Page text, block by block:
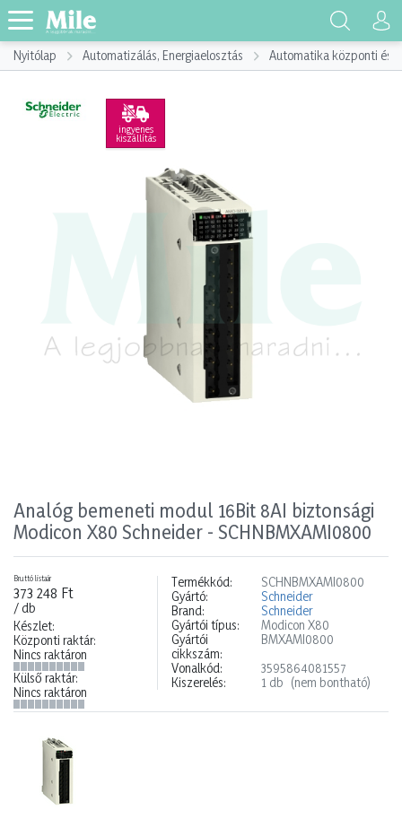
Nyitólap Automatizálás, Energiaelosztás Automatika központi és
ingyenes
kiszállítás
Analóg bemeneti modul 16Bit 8AI biztonsági
Modicon X80 Schneider - SCHNBMXAMI0800
Bruttó listaár
373 248 Ft
/ db
Készlet:
Központi raktár:
Nincs raktáron
Külső raktár:
Nincs raktáron
Termékkód:
SCHNBMXAMI0800
Gyártó:
Schneider
Brand:
Schneider
Gyártói típus:
Modicon X80
Gyártói
cikkszám:
BMXAMI0800
Vonalkód:
3595864081557
Kiszerelés:
1 db (nem bontható)